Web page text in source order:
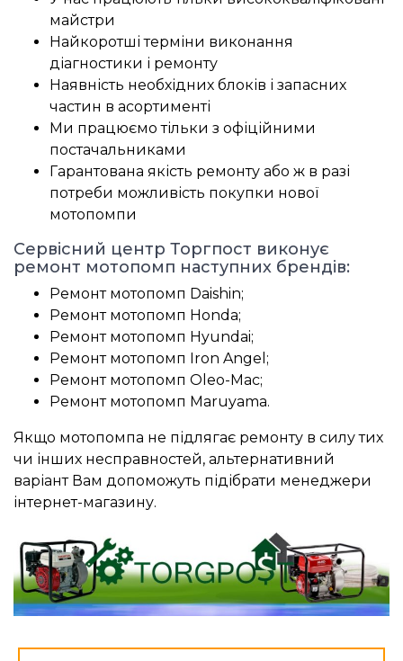
майстри
Найкоротші терміни виконання
діагностики і ремонту
Наявність необхідних блоків і запасних
частин в асортименті
Ми працюємо тільки з офіційними
постачальниками
Гарантована якість ремонту або ж в разі
потреби можливість покупки нової
мотопомпи
Сервісний центр Торгпост виконує
ремонт мотопомп наступних брендів:
Ремонт мотопомп Daishin;
Ремонт мотопомп Honda;
Ремонт мотопомп Hyundai;
Ремонт мотопомп Iron Angel;
Ремонт мотопомп Oleo-Mac;
Ремонт мотопомп Maruyama.
Якщо мотопомпа не підлягає ремонту в силу тих
чи інших несправностей, альтернативний
варіант Вам допоможуть підібрати менеджери
інтернет-магазину.